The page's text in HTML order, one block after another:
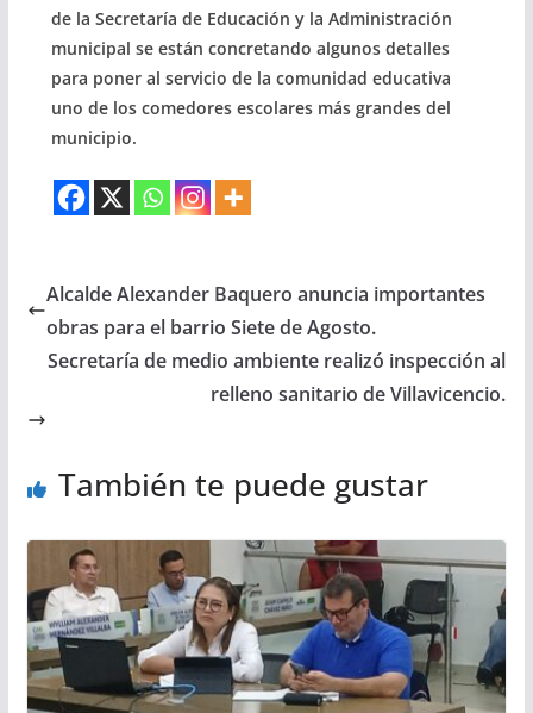
de la Secretaría de Educación y la Administración
municipal se están concretando algunos detalles
para poner al servicio de la comunidad educativa
uno de los comedores escolares más grandes del
municipio.
Alcalde Alexander Baquero anuncia importantes
obras para el barrio Siete de Agosto.
Secretaría de medio ambiente realizó inspección al
relleno sanitario de Villavicencio.
También te puede gustar